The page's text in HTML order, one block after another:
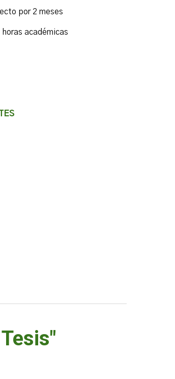
por 2 meses
académicas